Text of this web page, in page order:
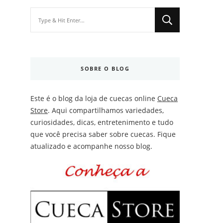
SOBRE O BLOG
Este é o blog da loja de cuecas online Cueca
Store. Aqui compartilhamos variedades,
curiosidades, dicas, entretenimento e tudo
que você precisa saber sobre cuecas. Fique
atualizado e acompanhe nosso blog.